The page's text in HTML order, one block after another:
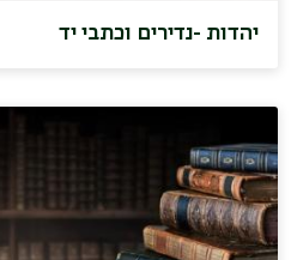
יהדות -נדירים וכתבי יד